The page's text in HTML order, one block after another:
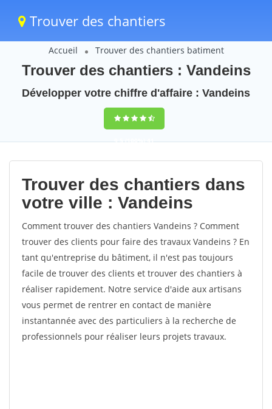
Trouver des chantiers
Accueil Trouver des chantiers batiment
Trouver des chantiers : Vandeins
Développer votre chiffre d'affaire : Vandeins
9,5(100%)41
votes
Trouver des chantiers dans
votre ville : Vandeins
Comment trouver des chantiers Vandeins ? Comment
trouver des clients pour faire des travaux Vandeins ? En
tant qu'entreprise du bâtiment, il n'est pas toujours
facile de trouver des clients et trouver des chantiers à
réaliser rapidement. Notre service d'aide aux artisans
vous permet de rentrer en contact de manière
instantannée avec des particuliers à la recherche de
professionnels pour réaliser leurs projets travaux.